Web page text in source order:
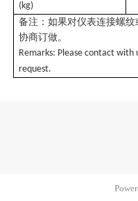
(kg)
备注：如果对仪表连接螺
协商订做。
Remarks: Please contact with
request.